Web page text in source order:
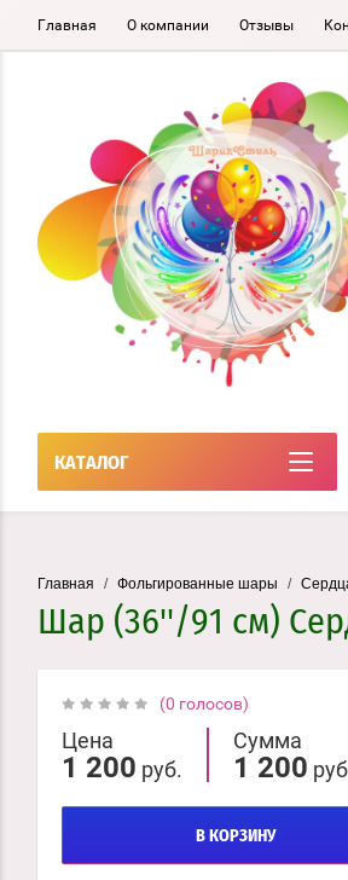
Главная О компании Отзывы
КАТАЛОГ
Главная / Фольгированные шары /
Шар (36''/91 см)
(0 голосов)
Цена
1 200 руб.
Сумма
1 200
В КОРЗИНУ